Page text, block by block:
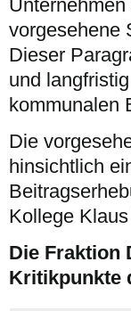
vorgesehene
Dieser
und
kommunalen
Die
hinsichtlich
Kollege
Die Fraktion
Kritikpunkte